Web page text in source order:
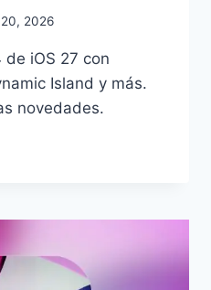
2026
iOS 27 con
Island y más.
novedades.